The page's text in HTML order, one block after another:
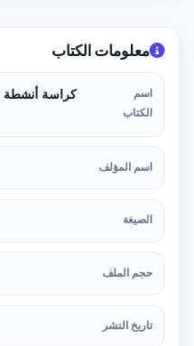
معلومات الكتاب
اسم
الكتاب
كراسة أنشطة
اسم المؤلف
الصيغة
حجم الملف
تاريخ النشر